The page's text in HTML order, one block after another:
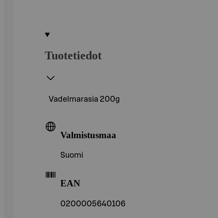
Tuotetiedot
Vadelmarasia 200g
Valmistusmaa
Suomi
EAN
0200005640106